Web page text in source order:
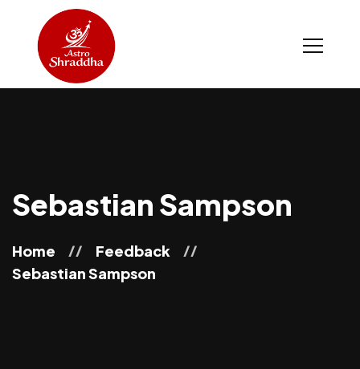
Sebastian Sampson
Home
Feedback
Sebastian Sampson